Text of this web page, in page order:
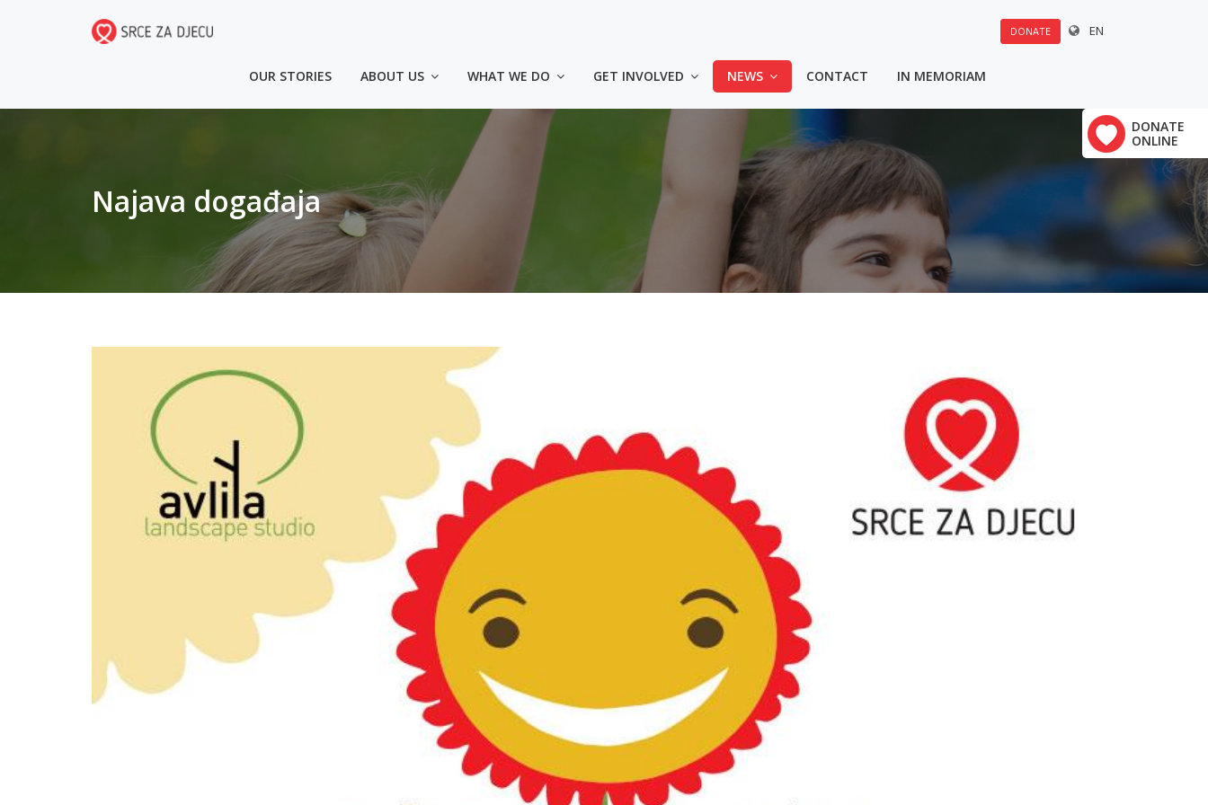
DONATE EN
OUR STORIES ABOUT US WHAT WE DO GET INVOLVED NEWS CONTACT IN MEMORIAM
4 načina da kupiš majicu:
◾️ Lično u prostorijama Udruženja - Sarajevo, Himze Polovine 21
- Tuzla dr. Ibre Pašića bb, u krugu UKC Tuzla
◾️ Uplatom na račun Srce d.o.o.: 3387302220478214 (svrha
uplate: Kupovina majica za Zlatni krug)
◾️ Online na Srceshop web stranici:
Majice za odrasle
DONATE
ONLINE
Najava događaja